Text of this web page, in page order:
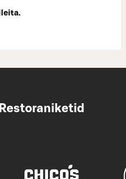
Restoraniketid